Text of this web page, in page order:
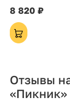
8 820 ₽
Отзывы